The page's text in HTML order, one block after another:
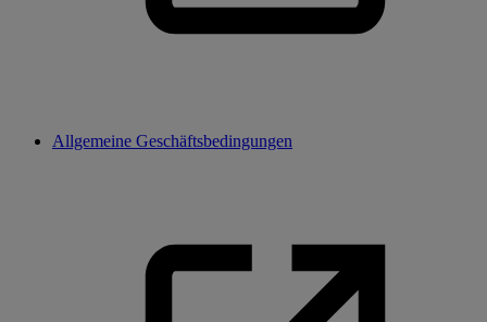
Allgemeine Geschäftsbedingungen